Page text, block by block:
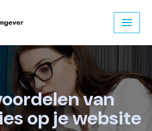
van
op je website